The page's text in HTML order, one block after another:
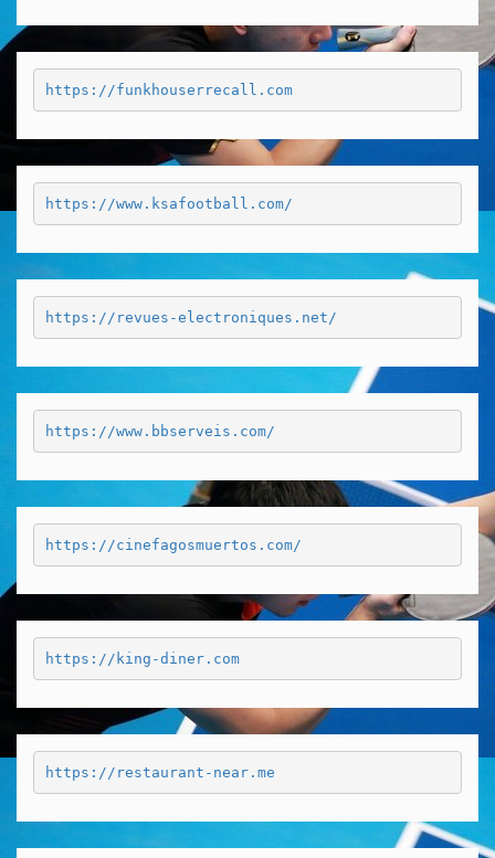
https://funkhouserrecall.com
https://www.ksafootball.com/
https://revues-electroniques.net/
https://www.bbserveis.com/
https://cinefagosmuertos.com/
https://king-diner.com
https://restaurant-near.me